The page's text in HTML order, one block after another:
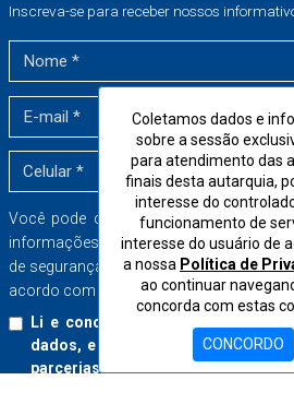
Inscreva-se para receber nossos
Você pode cancelar a sua inscrição
informações serão armazenadas
de segurança no banco de dados do
acordo com a Lei Geral de Proteção de
Li e concordo com o
Termo de
dados, e aceito receber boletins
parcerias e serviços do CORE-SP.
Coletamos dados e
sobre a sessão
para atendimento das
finais desta autarquia,
interesse do
funcionamento de
interesse do usuário de
a nossa Política de
ao continuar
concorda com estas
CONCORDO